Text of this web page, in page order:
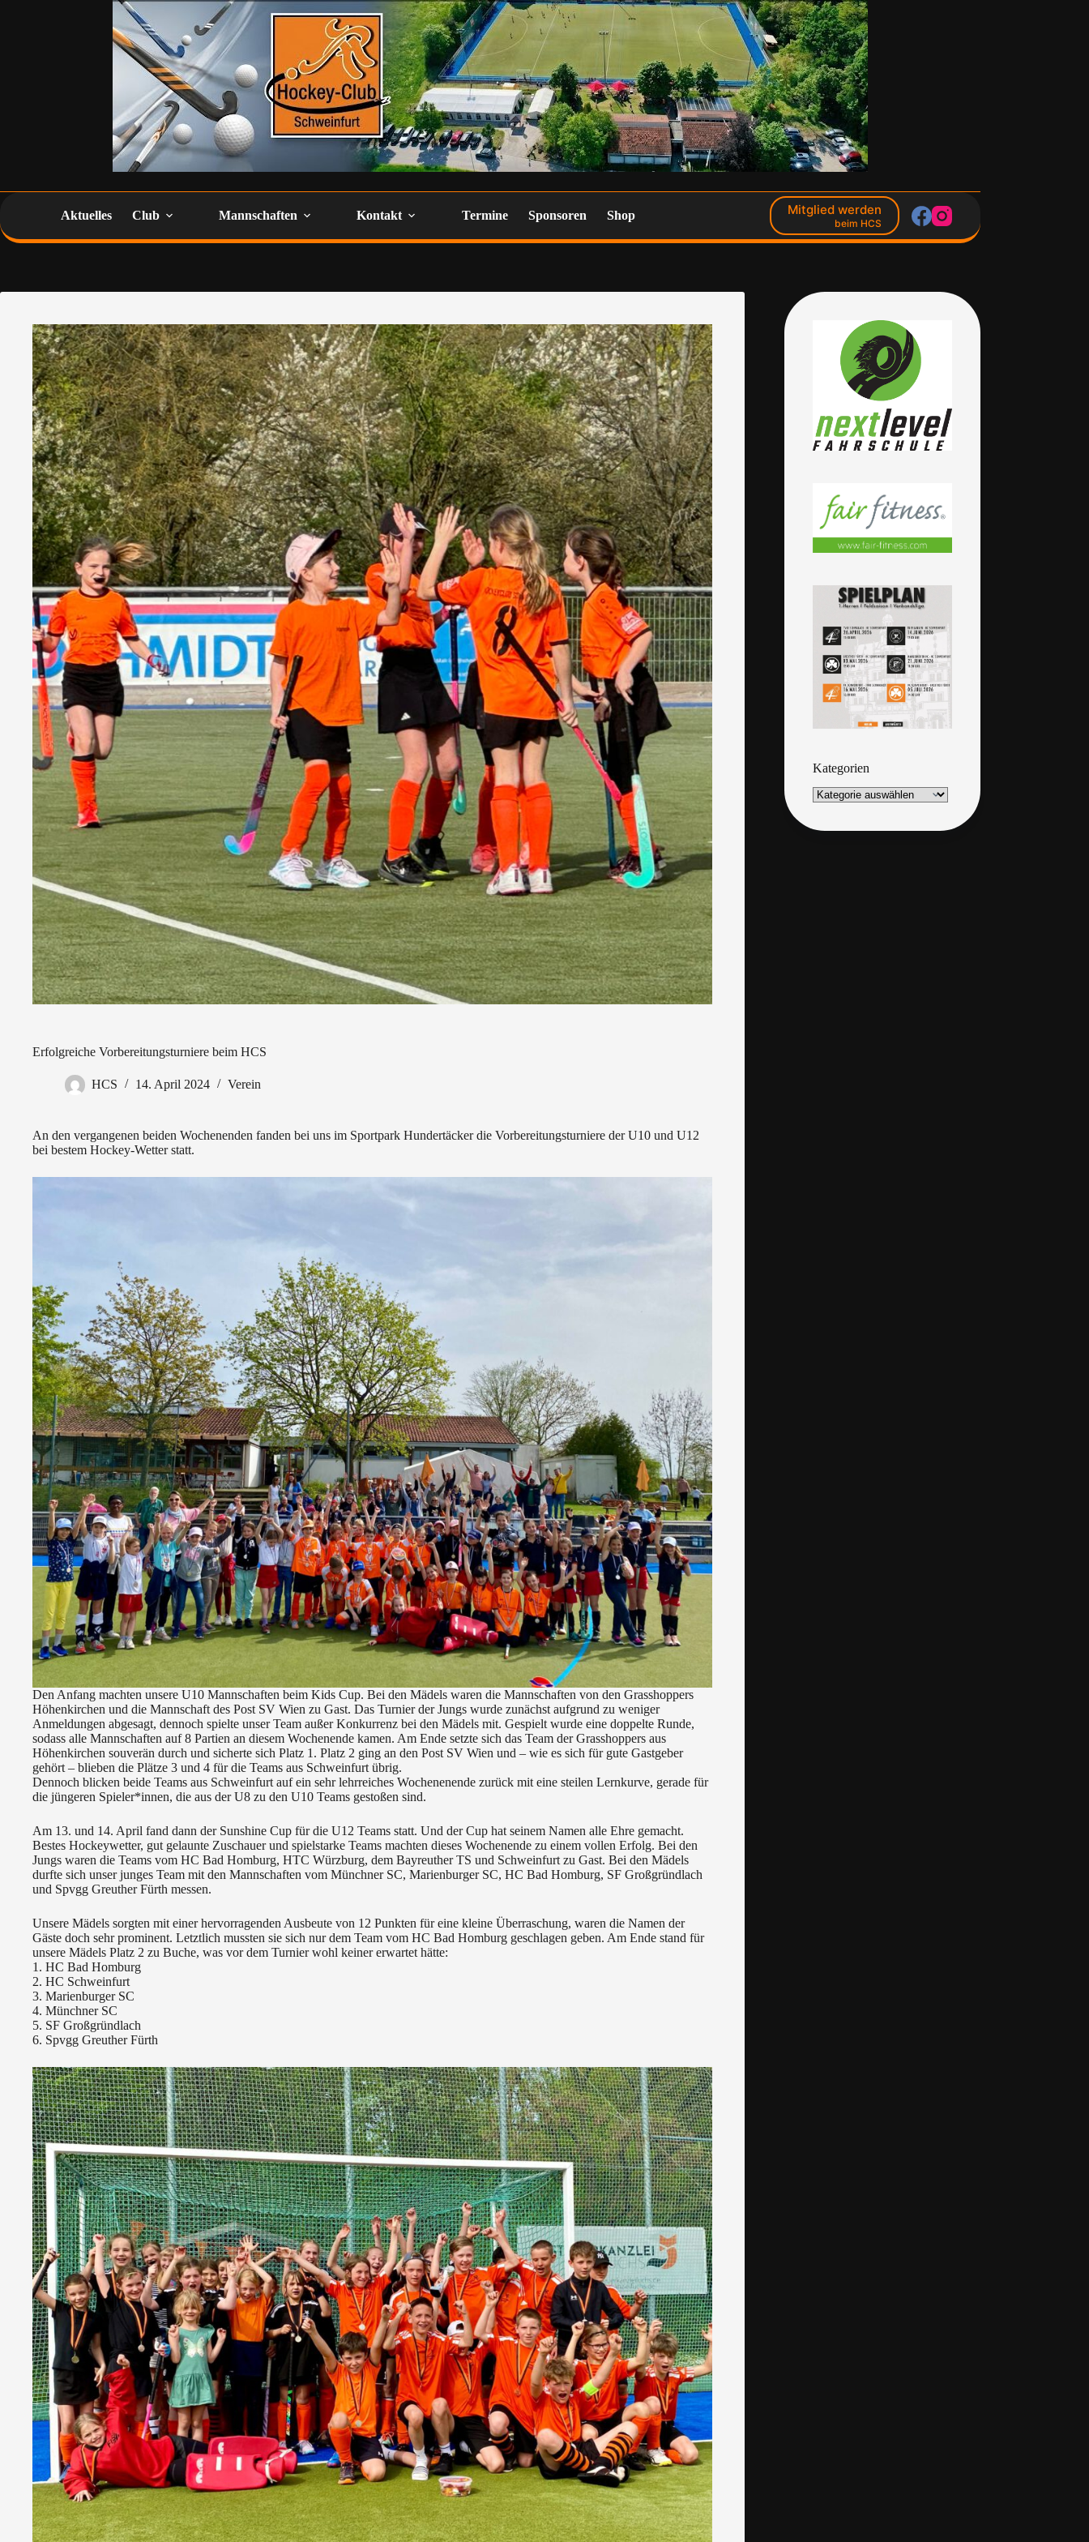
Aktuelles Club Mannschaften Kontakt Termine Sponsoren Shop Mitglied werden
beim HCS
Erfolgreiche Vorbereitungsturniere beim HCS
HCS 14. April 2024 Verein
An den vergangenen beiden Wochenenden fanden bei uns im Sportpark Hundertäcker die Vorbereitungsturniere der U10 und U12
bei bestem Hockey-Wetter statt.
Den Anfang machten unsere U10 Mannschaften beim Kids Cup. Bei den Mädels waren die Mannschaften von den Grasshoppers
Höhenkirchen und die Mannschaft des Post SV Wien zu Gast. Das Turnier der Jungs wurde zunächst aufgrund zu weniger
Anmeldungen abgesagt, dennoch spielte unser Team außer Konkurrenz bei den Mädels mit. Gespielt wurde eine doppelte Runde,
sodass alle Mannschaften auf 8 Partien an diesem Wochenende kamen. Am Ende setzte sich das Team der Grasshoppers aus
Höhenkirchen souverän durch und sicherte sich Platz 1. Platz 2 ging an den Post SV Wien und – wie es sich für gute Gastgeber
gehört – blieben die Plätze 3 und 4 für die Teams aus Schweinfurt übrig.
Dennoch blicken beide Teams aus Schweinfurt auf ein sehr lehrreiches Wochenenende zurück mit eine steilen Lernkurve, gerade für
die jüngeren Spieler*innen, die aus der U8 zu den U10 Teams gestoßen sind.
Am 13. und 14. April fand dann der Sunshine Cup für die U12 Teams statt. Und der Cup hat seinem Namen alle Ehre gemacht.
Bestes Hockeywetter, gut gelaunte Zuschauer und spielstarke Teams machten dieses Wochenende zu einem vollen Erfolg. Bei den
Jungs waren die Teams vom HC Bad Homburg, HTC Würzburg, dem Bayreuther TS und Schweinfurt zu Gast. Bei den Mädels
durfte sich unser junges Team mit den Mannschaften vom Münchner SC, Marienburger SC, HC Bad Homburg, SF Großgründlach
und Spvgg Greuther Fürth messen.
Unsere Mädels sorgten mit einer hervorragenden Ausbeute von 12 Punkten für eine kleine Überraschung, waren die Namen der
Gäste doch sehr prominent. Letztlich mussten sie sich nur dem Team vom HC Bad Homburg geschlagen geben. Am Ende stand für
unsere Mädels Platz 2 zu Buche, was vor dem Turnier wohl keiner erwartet hätte:
1. HC Bad Homburg
2. HC Schweinfurt
3. Marienburger SC
4. Münchner SC
5. SF Großgründlach
6. Spvgg Greuther Fürth
Kategorien